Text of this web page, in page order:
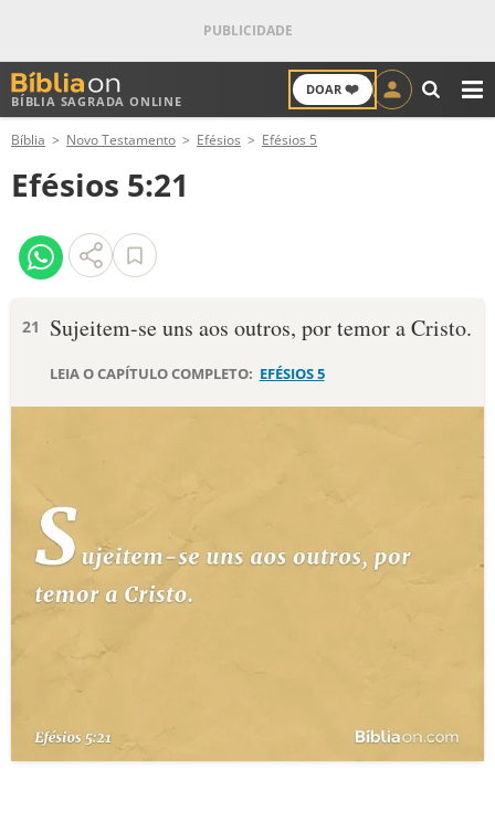
BÍBLIA SAGRADA ONLINE
DOAR ❤️
ANTIGO TESTAMENTO
NOVO TESTAMENTO
VERSÍCULOS
PALAVRA DO DIA
10 MANDAMENTOS
ESTUDOS BÍBLICOS
ESBOÇOS DE PREGAÇÃO
PERGUNTE À BÍBLIA IA
Bíblia Novo Testamento Efésios Efésios 5
Efésios 5:21
21 Sujeitem-se uns aos outros, por temor a Cristo.
LEIA O CAPÍTULO COMPLETO: EFÉSIOS 5